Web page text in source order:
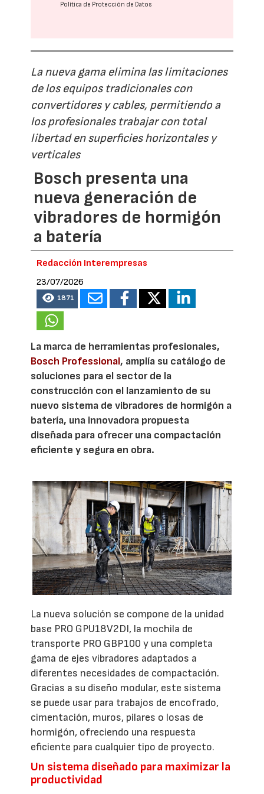
Política de Protección de Datos
La nueva gama elimina las limitaciones
de los equipos tradicionales con
convertidores y cables, permitiendo a
los profesionales trabajar con total
libertad en superficies horizontales y
verticales
Bosch presenta una
nueva generación de
vibradores de hormigón
a batería
Redacción Interempresas
23/07/2026
1871
La marca de herramientas profesionales,
Bosch Professional, amplía su catálogo de
soluciones para el sector de la
construcción con el lanzamiento de su
nuevo sistema de vibradores de hormigón a
batería, una innovadora propuesta
diseñada para ofrecer una compactación
eficiente y segura en obra.
La nueva solución se compone de la unidad
base PRO GPU18V2DI, la mochila de
transporte PRO GBP100 y una completa
gama de ejes vibradores adaptados a
diferentes necesidades de compactación.
Gracias a su diseño modular, este sistema
se puede usar para trabajos de encofrado,
cimentación, muros, pilares o losas de
hormigón, ofreciendo una respuesta
eficiente para cualquier tipo de proyecto.
Un sistema diseñado para maximizar la
productividad